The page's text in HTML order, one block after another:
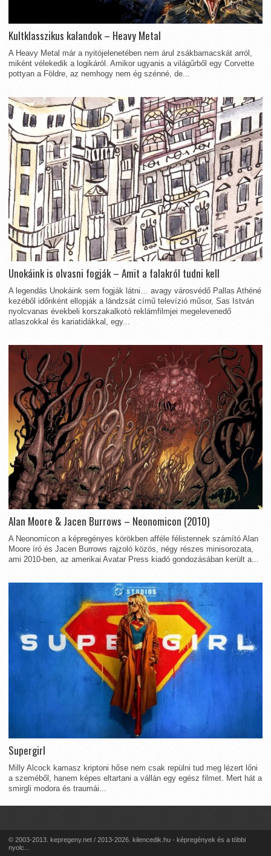
Kultklasszikus kalandok – Heavy Metal
A Heavy Metal már a nyitójelenetében nem árul zsákbamacskát arról,
miként vélekedik a logikáról. Amikor ugyanis a világűrből egy Corvette
pottyan a Földre, az nemhogy nem ég szénné, de...
Unokáink is olvasni fogják – Amit a falakról tudni kell
A legendás Unokáink sem fogják látni… avagy városvédő Pallas Athéné
kezéből időnként ellopják a lándzsát című televízió műsor, Sas István
nyolcvanas évekbeli korszakalkotó reklámfilmjei megelevenedő
atlaszokkal és kariatidákkal, egy...
Alan Moore & Jacen Burrows – Neonomicon (2010)
A Neonomicon a képregényes körökben afféle félistennek számító Alan
Moore író és Jacen Burrows rajzoló közös, négy részes minisorozata,
ami 2010-ben, az amerikai Avatar Press kiadó gondozásában került a...
Supergirl
Milly Alcock kamasz kriptoni hőse nem csak repülni tud meg lézert lőni
a szeméből, hanem képes eltartani a vállán egy egész filmet. Mert hát a
smirgli modora és traumái...
© 2003-2013. kepregeny.net / 2013-2026. kilencedik.hu - képregények és a többi
nyolc...